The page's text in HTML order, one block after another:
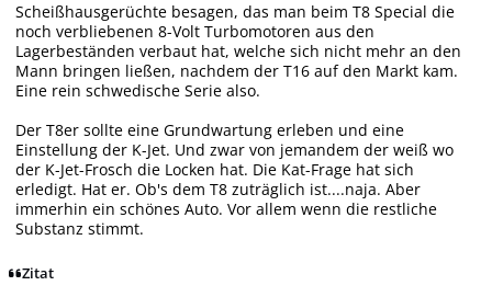
Scheißhausgerüchte besagen, das man beim T8 Special die
noch verbliebenen 8-Volt Turbomotoren aus den
Lagerbeständen verbaut hat, welche sich nicht mehr an den
Mann bringen ließen, nachdem der T16 auf den Markt kam.
Eine rein schwedische Serie also.
Der T8er sollte eine Grundwartung erleben und eine
Einstellung der K-Jet. Und zwar von jemandem der weiß wo
der K-Jet-Frosch die Locken hat. Die Kat-Frage hat sich
erledigt. Hat er. Ob's dem T8 zuträglich ist....naja. Aber
immerhin ein schönes Auto. Vor allem wenn die restliche
Substanz stimmt.
Zitat